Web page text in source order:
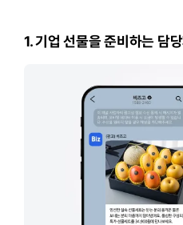
1. 기업 선물을 준비하는 담